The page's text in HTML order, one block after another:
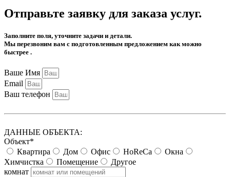
Отправьте заявку для заказа услуг.
Заполните поля, уточните задачи и детали.
Мы перезвоним вам с подготовленным предложением как можно
быстрее .
Ваше Имя
Email
Ваш телефон
ДАННЫЕ ОБЪЕКТА:
Объект*
Квартира
Дом Офис HoReCa
Окна
Химчистка
Помещение
Другое
комнат